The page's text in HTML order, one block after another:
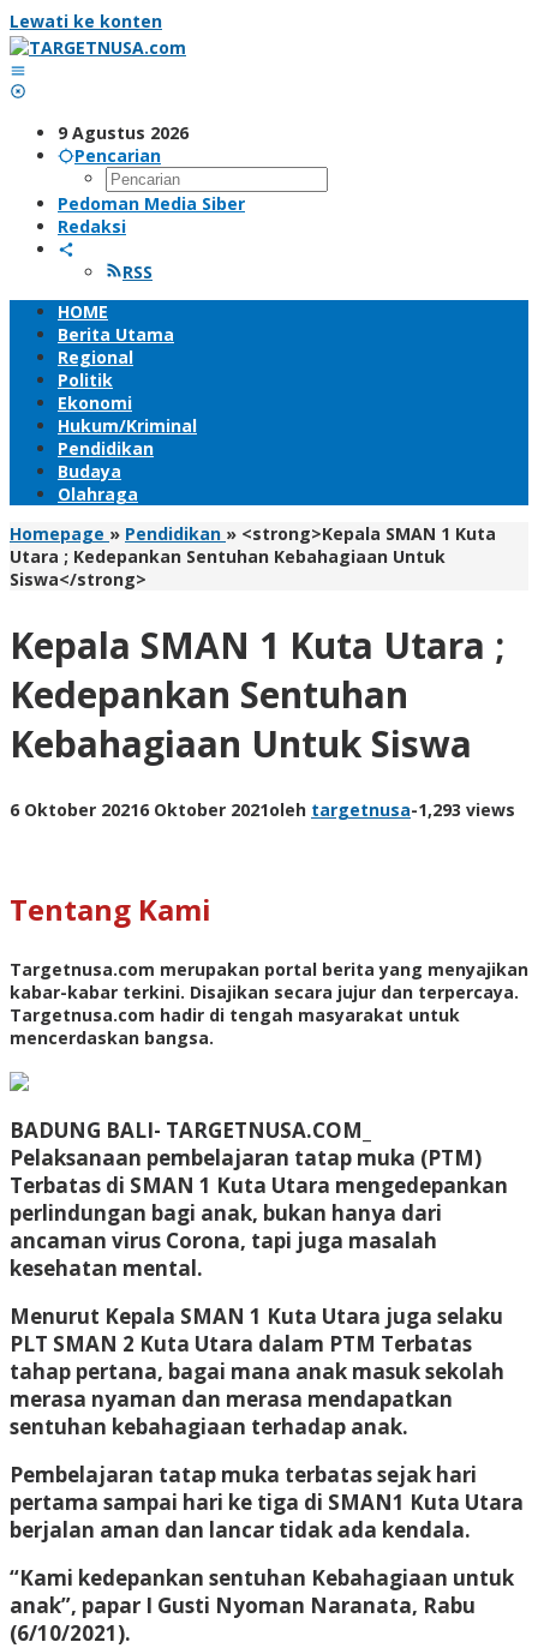
Lewati ke konten
9 Agustus 2026
Pencarian
Pedoman Media Siber
Redaksi
RSS
HOME
Berita Utama
Regional
Politik
Ekonomi
Hukum/Kriminal
Pendidikan
Budaya
Olahraga
Homepage » Pendidikan » <strong>Kepala SMAN 1 Kuta
Utara ; Kedepankan Sentuhan Kebahagiaan Untuk
Siswa</strong>
Kepala SMAN 1 Kuta Utara ;
Kedepankan Sentuhan
Kebahagiaan Untuk Siswa
6 Oktober 20216 Oktober 2021oleh targetnusa-1,293 views
Tentang Kami
Targetnusa.com merupakan portal berita yang menyajikan
kabar-kabar terkini. Disajikan secara jujur dan terpercaya.
Targetnusa.com hadir di tengah masyarakat untuk
mencerdaskan bangsa.
BADUNG BALI- TARGETNUSA.COM_
Pelaksanaan pembelajaran tatap muka (PTM)
Terbatas di SMAN 1 Kuta Utara mengedepankan
perlindungan bagi anak, bukan hanya dari
ancaman virus Corona, tapi juga masalah
kesehatan mental.
Menurut Kepala SMAN 1 Kuta Utara juga selaku
PLT SMAN 2 Kuta Utara dalam PTM Terbatas
tahap pertana, bagai mana anak masuk sekolah
merasa nyaman dan merasa mendapatkan
sentuhan kebahagiaan terhadap anak.
Pembelajaran tatap muka terbatas sejak hari
pertama sampai hari ke tiga di SMAN1 Kuta Utara
berjalan aman dan lancar tidak ada kendala.
“Kami kedepankan sentuhan Kebahagiaan untuk
anak”, papar I Gusti Nyoman Naranata, Rabu
(6/10/2021).